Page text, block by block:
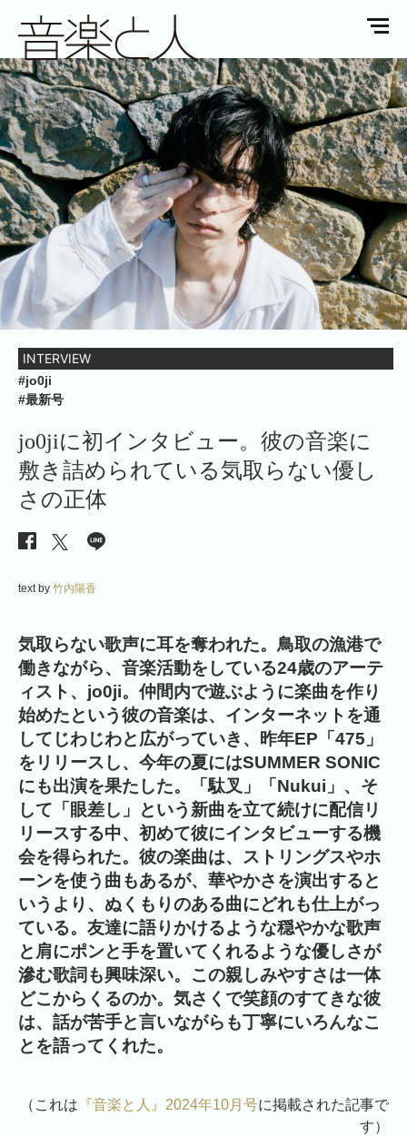
INTERVIEW
#jo0ji
#最新号
jo0jiに初インタビュー。彼の音楽に
敷き詰められている気取らない優し
さの正体
text by 竹内陽香
気取らない歌声に耳を奪われた。鳥取の漁港で
働きながら、音楽活動をしている24歳のアーテ
ィスト、jo0ji。仲間内で遊ぶように楽曲を作り
始めたという彼の音楽は、インターネットを通
してじわじわと広がっていき、昨年EP「475」
をリリースし、今年の夏にはSUMMER SONIC
にも出演を果たした。「駄叉」「Nukui」、そ
して「眼差し」という新曲を立て続けに配信リ
リースする中、初めて彼にインタビューする機
会を得られた。彼の楽曲は、ストリングスやホ
ーンを使う曲もあるが、華やかさを演出すると
いうより、ぬくもりのある曲にどれも仕上がっ
ている。友達に語りかけるような穏やかな歌声
と肩にポンと手を置いてくれるような優しさが
滲む歌詞も興味深い。この親しみやすさは一体
どこからくるのか。気さくで笑顔のすてきな彼
は、話が苦手と言いながらも丁寧にいろんなこ
とを語ってくれた。
（これは 『音楽と人』2024年10月号に掲載された記事で
す）